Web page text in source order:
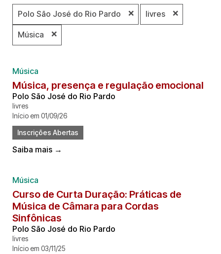
❌
Polo São José do Rio Pardo ❌
livres
❌
Música
Música
Música, presença e regulação emocional
Polo São José do Rio Pardo
livres
Início em 01/09/26
Inscrições Abertas
Saiba mais →
Música
Curso de Curta Duração: Práticas de
Música de Câmara para Cordas
Sinfônicas
Polo São José do Rio Pardo
livres
Início em 03/11/25